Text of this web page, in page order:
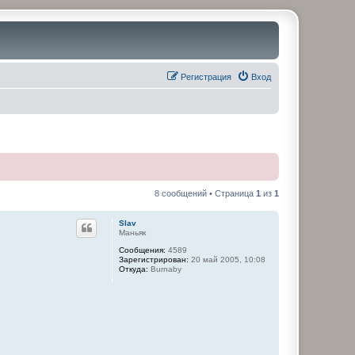
Вход
Регистрация
8 сообщений • Страница 1 из 1
Slav
Маньяк
Сообщения: 4589
Зарегистрирован: 20 май 2005, 10:08
Откуда: Burnaby